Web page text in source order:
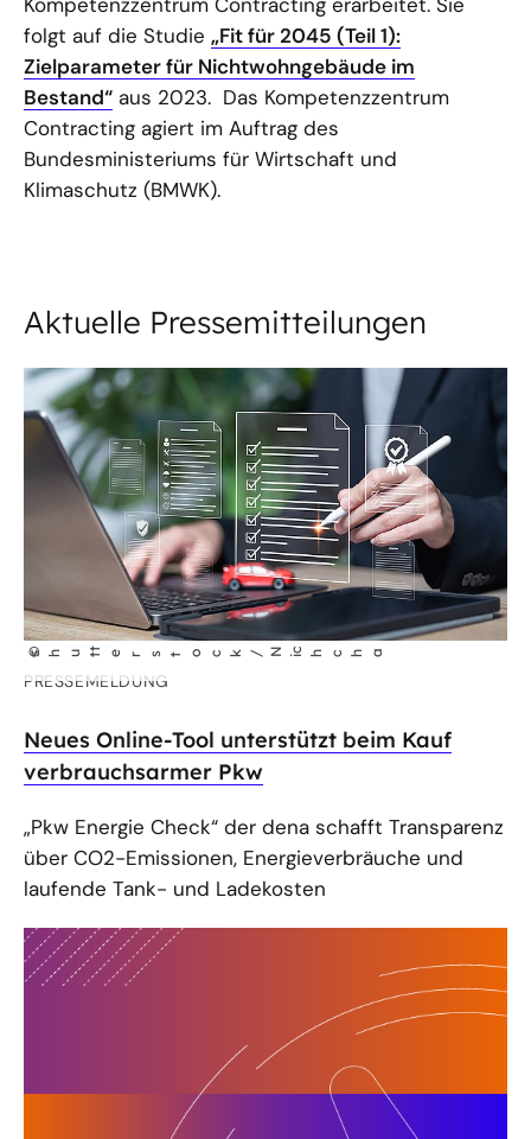
folgt auf die Studie „Fit für 2045 (Teil 1):
Zielparameter für Nichtwohngebäude im
Bestand“ aus 2023. Das Kompetenzzentrum
Contracting agiert im Auftrag des
Bundesministeriums für Wirtschaft und
Klimaschutz (BMWK).
Aktuelle Pressemitteilungen
©
shut t
erstock/ N i chcha
PRESSEMELDUNG
Neues Online-Tool unterstützt beim Kauf
verbrauchsarmer Pkw
„Pkw Energie Check“ der dena schafft Transparenz
über CO2-Emissionen, Energieverbräuche und
laufende Tank- und Ladekosten